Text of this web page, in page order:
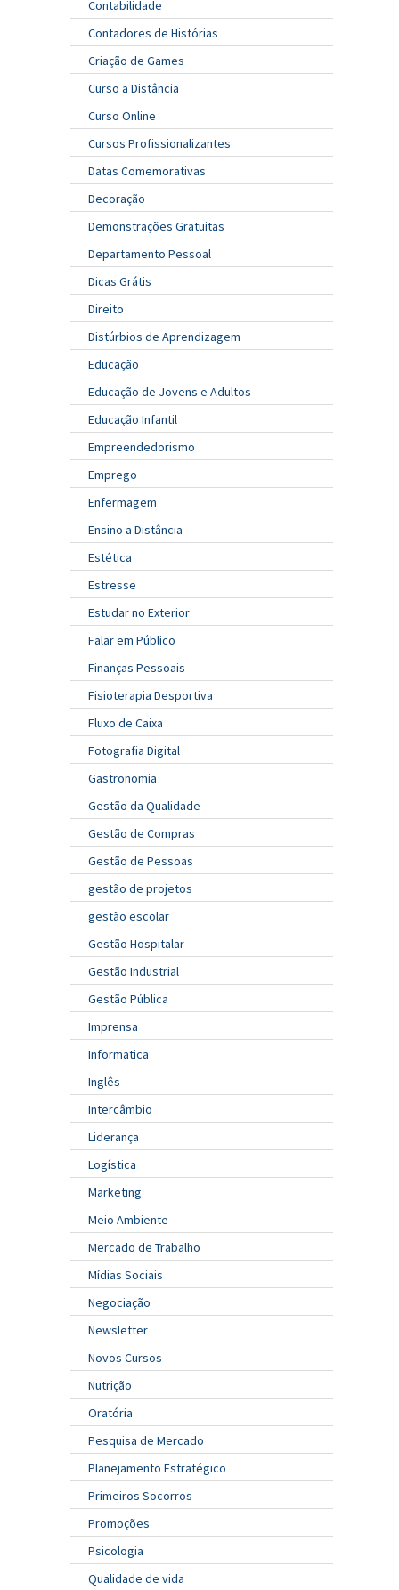
Contabilidade
Contadores de Histórias
Criação de Games
Curso a Distância
Curso Online
Cursos Profissionalizantes
Datas Comemorativas
Decoração
Demonstrações Gratuitas
Departamento Pessoal
Dicas Grátis
Direito
Distúrbios de Aprendizagem
Educação
Educação de Jovens e Adultos
Educação Infantil
Empreendedorismo
Emprego
Enfermagem
Ensino a Distância
Estética
Estresse
Estudar no Exterior
Falar em Público
Finanças Pessoais
Fisioterapia Desportiva
Fluxo de Caixa
Fotografia Digital
Gastronomia
Gestão da Qualidade
Gestão de Compras
Gestão de Pessoas
gestão de projetos
gestão escolar
Gestão Hospitalar
Gestão Industrial
Gestão Pública
Imprensa
Informatica
Inglês
Intercâmbio
Liderança
Logística
Marketing
Meio Ambiente
Mercado de Trabalho
Mídias Sociais
Negociação
Newsletter
Novos Cursos
Nutrição
Oratória
Pesquisa de Mercado
Planejamento Estratégico
Primeiros Socorros
Promoções
Psicologia
Qualidade de vida